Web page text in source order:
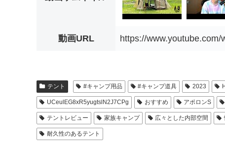
動画URL https://
テント #キャンプ用品 #キャンプ道具 2023
UCeulEG8xR5yugtslN2J7CPg おすすめ アポロンS
テントレビュー 家族キャンプ 広々とした内部空間
耐久性のあるテント